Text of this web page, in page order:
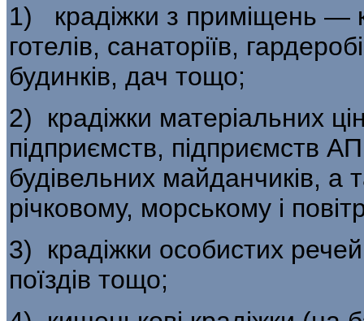
1) крадіжки з приміщень —
готелів, санаторіїв,
будинків, дач тощо;
2) крадіжки матеріальних
підпри­ємств, підприємств
будівельних майданчиків, а
річковому, морському і
3) крадіжки особистих
поїздів тощо;